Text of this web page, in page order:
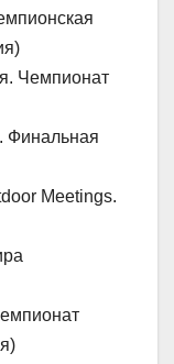
Чемпионат
Финальная
Meetings.